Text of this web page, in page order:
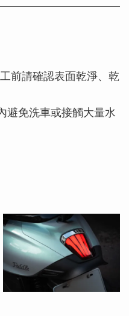
前請確認表面乾淨、乾
避免洗車或接觸大量水